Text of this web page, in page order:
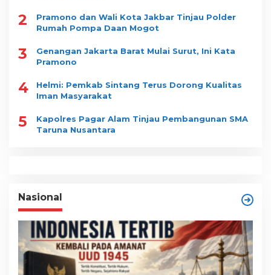
2
Pramono dan Wali Kota Jakbar Tinjau Polder
Rumah Pompa Daan Mogot
3
Genangan Jakarta Barat Mulai Surut, Ini Kata
Pramono
4
Helmi: Pemkab Sintang Terus Dorong Kualitas
Iman Masyarakat
5
Kapolres Pagar Alam Tinjau Pembangunan SMA
Taruna Nusantara
Nasional